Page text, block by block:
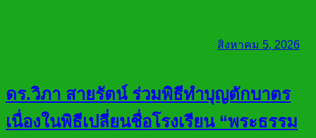
สิงหาคม 5, 2026
ดร.วิภา สายรัตน์ ร่วมพิธีทำบุญตักบาตร
เนื่องในพิธีเปลี่ยนชื่อโรงเรียน “พระธรรม